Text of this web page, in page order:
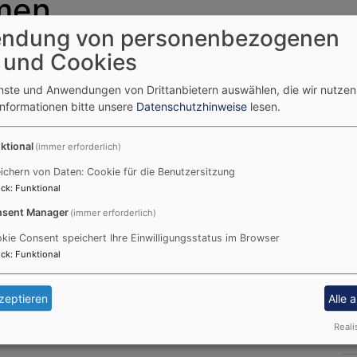
Dekanates Freising!
angeklickt haben – surfen Sie ruhig ein wenig herum!
Mögliche entdecken, z.B. Ihre Kirchengemeinde, aber
Sie schauen mal nach, was auf Dekanatsebene
Klinikseelsorge und nicht zuletzt auch die
gibt es Menschen, die für Sie da sind. - Haben wir
von personenbezogenen
Cookies
und Anwendungen von Drittanbietern auswählen, die wir
bitte unsere Datenschutzhinweise lesen.
(immer erforderlich)
von Daten: Cookie für die Benutzersitzung
: Funktional
Manager (immer erforderlich)
Consent speichert Ihre Einwilligungsstatus im Browser
: Funktional
Alle